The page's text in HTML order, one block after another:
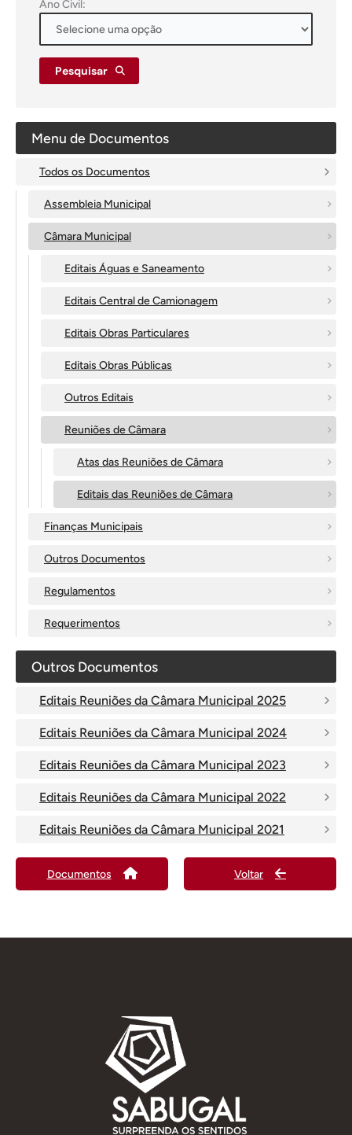
Ano Civil:
Pesquisar
Menu de Documentos
Todos os Documentos
Assembleia Municipal
Câmara Municipal
Editais Águas e Saneamento
Editais Central de Camionagem
Editais Obras Particulares
Editais Obras Públicas
Outros Editais
Reuniões de Câmara
Atas das Reuniões de Câmara
Editais das Reuniões de Câmara
Finanças Municipais
Outros Documentos
Regulamentos
Requerimentos
Outros Documentos
Editais Reuniões da Câmara Municipal 2025
Editais Reuniões da Câmara Municipal 2024
Editais Reuniões da Câmara Municipal 2023
Editais Reuniões da Câmara Municipal 2022
Editais Reuniões da Câmara Municipal 2021
Documentos Voltar